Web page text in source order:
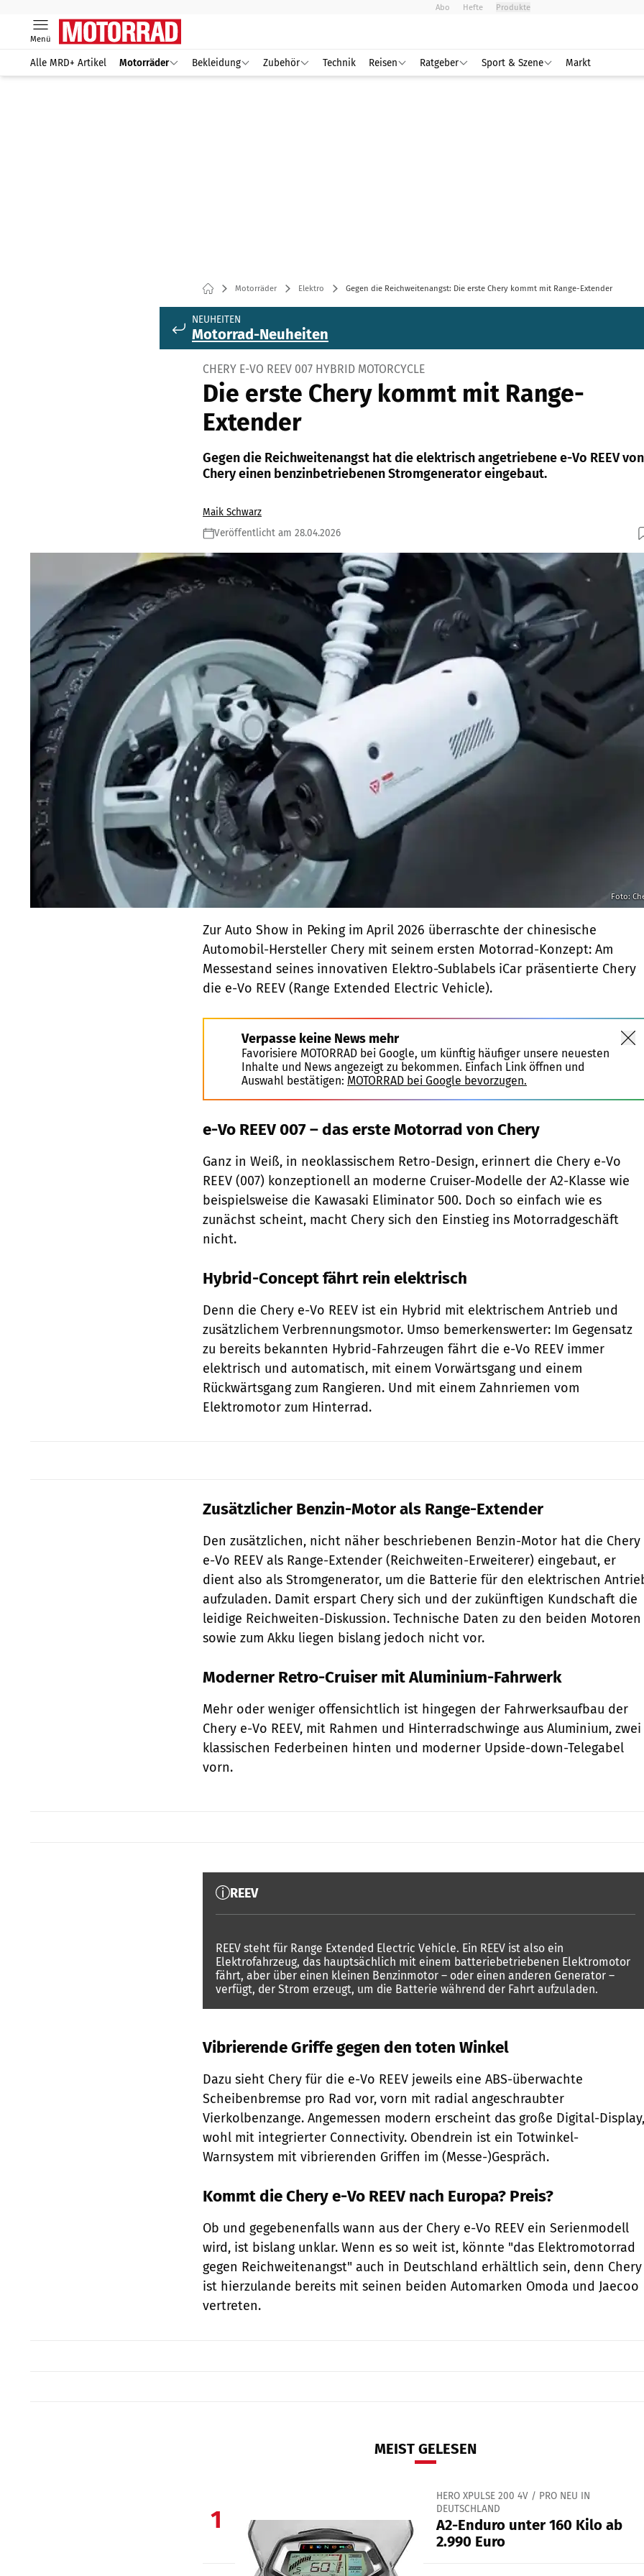
Abo Hefte Produkte
Menü
Alle MRD+ Artikel Motorräder Bekleidung Zubehör Technik Reisen Ratgeber Sport & Szene Markt
Motorräder Elektro Gegen die Reichweitenangst: Die erste Chery kommt mit Range-Extender
NEUHEITEN
Motorrad-Neuheiten
CHERY E-VO REEV 007 HYBRID MOTORCYCLE
Die erste Chery kommt mit Range-
Extender
Gegen die Reichweitenangst hat die elektrisch angetriebene e-Vo REEV von
Chery einen benzinbetriebenen Stromgenerator eingebaut.
Maik Schwarz
Veröffentlicht am 28.04.2026
Foto:
Zur Auto Show in Peking im April 2026 überraschte der chinesische
Automobil-Hersteller Chery mit seinem ersten Motorrad-Konzept: Am
Messestand seines innovativen Elektro-Sublabels iCar präsentierte Chery
die e-Vo REEV (Range Extended Electric Vehicle).
Verpasse keine News mehr
Favorisiere MOTORRAD bei Google, um künftig häufiger unsere neuesten
Inhalte und News angezeigt zu bekommen. Einfach Link öffnen und
Auswahl bestätigen: MOTORRAD bei Google bevorzugen.
e-Vo REEV 007 – das erste Motorrad von Chery
Ganz in Weiß, in neoklassischem Retro-Design, erinnert die Chery e-Vo
REEV (007) konzeptionell an moderne Cruiser-Modelle der A2-Klasse wie
beispielsweise die Kawasaki Eliminator 500. Doch so einfach wie es
zunächst scheint, macht Chery sich den Einstieg ins Motorradgeschäft
nicht.
Hybrid-Concept fährt rein elektrisch
Denn die Chery e-Vo REEV ist ein Hybrid mit elektrischem Antrieb und
zusätzlichem Verbrennungsmotor. Umso bemerkenswerter: Im Gegensatz
zu bereits bekannten Hybrid-Fahrzeugen fährt die e-Vo REEV immer
elektrisch und automatisch, mit einem Vorwärtsgang und einem
Rückwärtsgang zum Rangieren. Und mit einem Zahnriemen vom
Elektromotor zum Hinterrad.
Zusätzlicher Benzin-Motor als Range-Extender
Den zusätzlichen, nicht näher beschriebenen Benzin-Motor hat die Chery
e-Vo REEV als Range-Extender (Reichweiten-Erweiterer) eingebaut, er
dient also als Stromgenerator, um die Batterie für den elektrischen
aufzuladen. Damit erspart Chery sich und der zukünftigen Kundschaft die
leidige Reichweiten-Diskussion. Technische Daten zu den beiden Motoren
sowie zum Akku liegen bislang jedoch nicht vor.
Moderner Retro-Cruiser mit Aluminium-Fahrwerk
Mehr oder weniger offensichtlich ist hingegen der Fahrwerksaufbau der
Chery e-Vo REEV, mit Rahmen und Hinterradschwinge aus Aluminium, zwei
klassischen Federbeinen hinten und moderner Upside-down-Telegabel
vorn.
REEV
REEV steht für Range Extended Electric Vehicle. Ein REEV ist also ein
Elektrofahrzeug, das hauptsächlich mit einem batteriebetriebenen Elektromotor
fährt, aber über einen kleinen Benzinmotor – oder einen anderen Generator –
verfügt, der Strom erzeugt, um die Batterie während der Fahrt aufzuladen.
Vibrierende Griffe gegen den toten Winkel
Dazu sieht Chery für die e-Vo REEV jeweils eine ABS-überwachte
Scheibenbremse pro Rad vor, vorn mit radial angeschraubter
Vierkolbenzange. Angemessen modern erscheint das große Digital-Display,
wohl mit integrierter Connectivity. Obendrein ist ein Totwinkel-
Warnsystem mit vibrierenden Griffen im (Messe-)Gespräch.
Kommt die Chery e-Vo REEV nach Europa? Preis?
Ob und gegebenenfalls wann aus der Chery e-Vo REEV ein Serienmodell
wird, ist bislang unklar. Wenn es so weit ist, könnte "das Elektromotorrad
gegen Reichweitenangst" auch in Deutschland erhältlich sein, denn Chery
ist hierzulande bereits mit seinen beiden Automarken Omoda und Jaecoo
vertreten.
MEIST GELESEN
1
HERO XPULSE 200 4V / PRO NEU IN
DEUTSCHLAND
A2-Enduro unter 160 Kilo ab
2.990 Euro